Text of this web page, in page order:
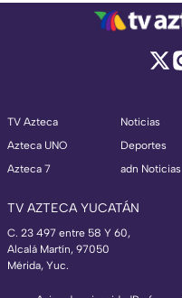
TV Azteca
Azteca UNO
Azteca 7
Noticias
Deportes
adn Noticias
TV AZTECA YUCATÁN
C. 23 497 entre 58 Y 60,
Alcalá Martín, 97050
Mérida, Yuc.